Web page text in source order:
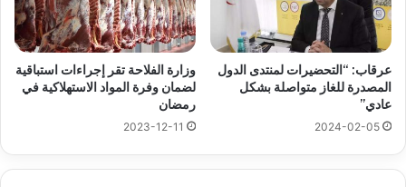
عرقاب: “التحضيرات لمنتدى الدول
المصدرة للغاز متواصلة بشكل
عادي”
2024-02-05
وزارة الفلاحة تقر إجراءات استباقية
لضمان وفرة المواد الاستهلاكية في
رمضان
2023-12-11